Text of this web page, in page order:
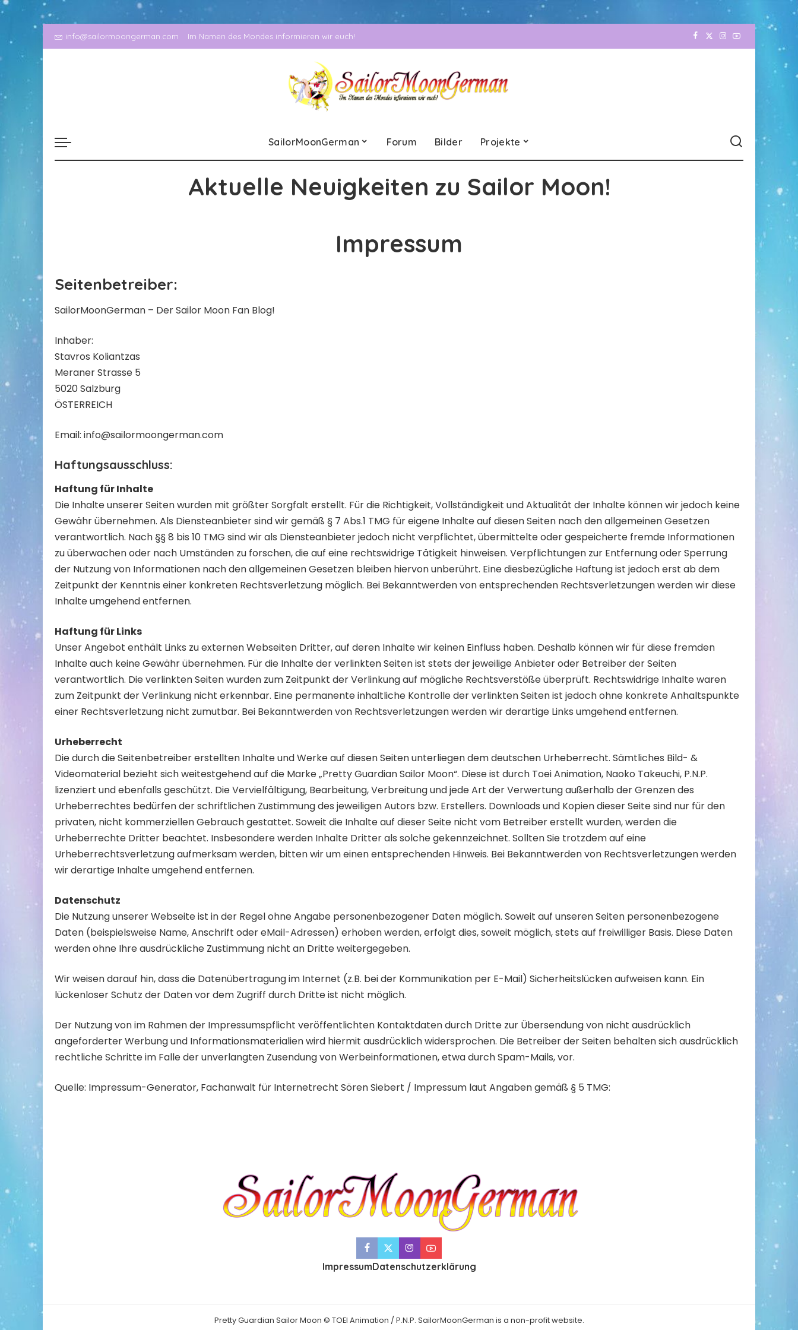
info@sailormoongerman.com Im Namen des Mondes informieren wir euch!
SailorMoonGerman Forum Bilder Projekte
Aktuelle Neuigkeiten zu Sailor Moon!
Impressum
Seitenbetreiber:
SailorMoonGerman – Der Sailor Moon Fan Blog!
Inhaber:
Stavros Koliantzas
Meraner Strasse 5
5020 Salzburg
ÖSTERREICH
Email: info@sailormoongerman.com
Haftungsausschluss:
Haftung für Inhalte
Die Inhalte unserer Seiten wurden mit größter Sorgfalt erstellt. Für die Richtigkeit, Vollständigkeit und Aktualität der Inhalte können wir jedoch keine
Gewähr übernehmen. Als Diensteanbieter sind wir gemäß § 7 Abs.1 TMG für eigene Inhalte auf diesen Seiten nach den allgemeinen Gesetzen
verantwortlich. Nach §§ 8 bis 10 TMG sind wir als Diensteanbieter jedoch nicht verpflichtet, übermittelte oder gespeicherte fremde Informationen
zu überwachen oder nach Umständen zu forschen, die auf eine rechtswidrige Tätigkeit hinweisen. Verpflichtungen zur Entfernung oder Sperrung
der Nutzung von Informationen nach den allgemeinen Gesetzen bleiben hiervon unberührt. Eine diesbezügliche Haftung ist jedoch erst ab dem
Zeitpunkt der Kenntnis einer konkreten Rechtsverletzung möglich. Bei Bekanntwerden von entsprechenden Rechtsverletzungen werden wir diese
Inhalte umgehend entfernen.
Haftung für Links
Unser Angebot enthält Links zu externen Webseiten Dritter, auf deren Inhalte wir keinen Einfluss haben. Deshalb können wir für diese fremden
Inhalte auch keine Gewähr übernehmen. Für die Inhalte der verlinkten Seiten ist stets der jeweilige Anbieter oder Betreiber der Seiten
verantwortlich. Die verlinkten Seiten wurden zum Zeitpunkt der Verlinkung auf mögliche Rechtsverstöße überprüft. Rechtswidrige Inhalte waren
zum Zeitpunkt der Verlinkung nicht erkennbar. Eine permanente inhaltliche Kontrolle der verlinkten Seiten ist jedoch ohne konkrete Anhaltspunkte
einer Rechtsverletzung nicht zumutbar. Bei Bekanntwerden von Rechtsverletzungen werden wir derartige Links umgehend entfernen.
Urheberrecht
Die durch die Seitenbetreiber erstellten Inhalte und Werke auf diesen Seiten unterliegen dem deutschen Urheberrecht. Sämtliches Bild- &
Videomaterial bezieht sich weitestgehend auf die Marke „Pretty Guardian Sailor Moon“. Diese ist durch Toei Animation, Naoko Takeuchi, P.N.P.
lizenziert und ebenfalls geschützt. Die Vervielfältigung, Bearbeitung, Verbreitung und jede Art der Verwertung außerhalb der Grenzen des
Urheberrechtes bedürfen der schriftlichen Zustimmung des jeweiligen Autors bzw. Erstellers. Downloads und Kopien dieser Seite sind nur für den
privaten, nicht kommerziellen Gebrauch gestattet. Soweit die Inhalte auf dieser Seite nicht vom Betreiber erstellt wurden, werden die
Urheberrechte Dritter beachtet. Insbesondere werden Inhalte Dritter als solche gekennzeichnet. Sollten Sie trotzdem auf eine
Urheberrechtsverletzung aufmerksam werden, bitten wir um einen entsprechenden Hinweis. Bei Bekanntwerden von Rechtsverletzungen werden
wir derartige Inhalte umgehend entfernen.
Datenschutz
Die Nutzung unserer Webseite ist in der Regel ohne Angabe personenbezogener Daten möglich. Soweit auf unseren Seiten personenbezogene
Daten (beispielsweise Name, Anschrift oder eMail-Adressen) erhoben werden, erfolgt dies, soweit möglich, stets auf freiwilliger Basis. Diese Daten
werden ohne Ihre ausdrückliche Zustimmung nicht an Dritte weitergegeben.
Wir weisen darauf hin, dass die Datenübertragung im Internet (z.B. bei der Kommunikation per E-Mail) Sicherheitslücken aufweisen kann. Ein
lückenloser Schutz der Daten vor dem Zugriff durch Dritte ist nicht möglich.
Der Nutzung von im Rahmen der Impressumspflicht veröffentlichten Kontaktdaten durch Dritte zur Übersendung von nicht ausdrücklich
angeforderter Werbung und Informationsmaterialien wird hiermit ausdrücklich widersprochen. Die Betreiber der Seiten behalten sich ausdrücklich
rechtliche Schritte im Falle der unverlangten Zusendung von Werbeinformationen, etwa durch Spam-Mails, vor.
Quelle: Impressum-Generator, Fachanwalt für Internetrecht Sören Siebert / Impressum laut Angaben gemäß § 5 TMG:
ImpressumDatenschutzerklärung
Pretty Guardian Sailor Moon © TOEI Animation / P.N.P. SailorMoonGerman is a non-profit website.